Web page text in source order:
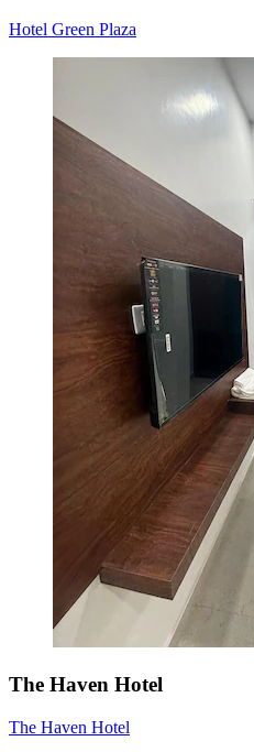
Hotel Green Plaza
The Haven Hotel
The Haven Hotel